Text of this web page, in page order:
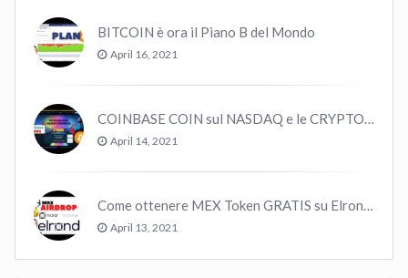
BITCOIN è ora il Piano B del Mondo
April 16, 2021
COINBASE COIN sul NASDAQ e le CRYPTO volano!
April 14, 2021
Come ottenere MEX Token GRATIS su Elrond ?
April 13, 2021